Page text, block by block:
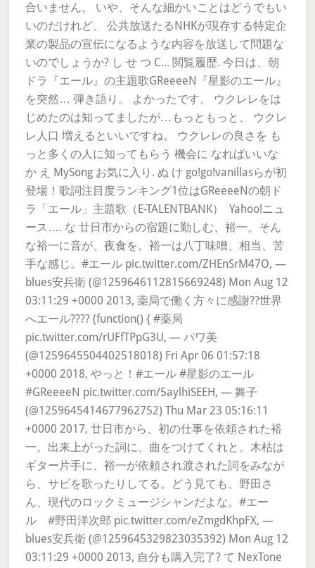
合いません。 いや、そんな細かいことはどうでもい
いのだけれど、 公共放送たるNHKが現存する特定企
業の製品の宣伝になるような内容を放送して問題な
いのでしょうか? し せ つ C... 閲覧履歴. 今日は、朝
ドラ『エール』の主題歌GReeeeN『星影のエール』
を突然… 弾き語り。 よかったです。 ウクレレをは
じめたのは知ってましたが…もっともっと、 ウクレ
レ人口 増えるといいですね。 ウクレレの良さを も
っと多くの人に知ってもらう 機会に なればいいな
か え MySong お気に入り. ぬ け go!go!vanillasらが初
登場！歌詞注目度ランキング1位はGReeeeNの朝ド
ラ「エール」主題歌（E-TALENTBANK） Yahoo!ニュ
ース…. な 廿日市からの宿題に勤しむ、裕一。そん
な裕一に音が、夜食を。裕一は八丁味噌、相当、苦
手な感じ。#エール pic.twitter.com/ZHEnSrM47O, —
blues安兵衛 (@1259646112815669248) Mon Aug 12
03:11:29 +0000 2013, 薬局で働く方々に感謝??世界
へエール???? (function() { #薬局
pic.twitter.com/rUFfTPpG3U, — パワ美
(@1259645504402518018) Fri Apr 06 01:57:18
+0000 2018, やっと！#エール #星影のエール
#GReeeeN pic.twitter.com/5aylhiSEEH, — 舞子
(@1259645414677962752) Thu Mar 23 05:16:11
+0000 2017, 廿日市から、初の仕事を依頼された裕
一。出来上がった詞に、曲をつけてくれと。木枯は
ギター片手に、裕一が依頼され渡された詞をみなが
ら、サビを歌ったりしてる。どう見ても、野田さ
ん、現代のロックミュージシャンだよな。#エー
ル #野田洋次郎 pic.twitter.com/eZmgdKhpFX, —
blues安兵衛 (@1259645329823035392) Mon Aug 12
03:11:29 +0000 2013, 自分も購入完了? て NexTone